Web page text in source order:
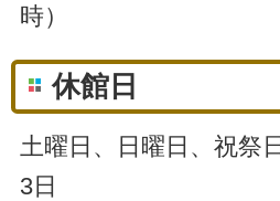
時）
休館日
土曜日、日曜日、祝祭
3日